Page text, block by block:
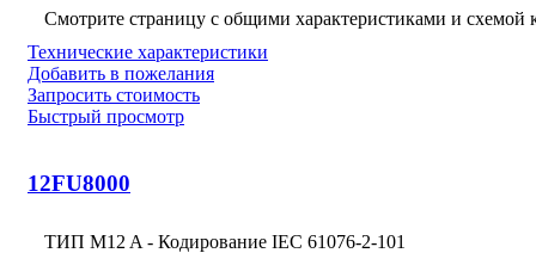
Смотрите страницу с общими характеристиками и схемой
Технические характеристики
Добавить в пожелания
Запросить стоимость
Быстрый просмотр
12FU8000
ТИП M12 A - Кодирование IEC 61076-2-101